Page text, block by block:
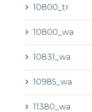
10800_tr
10800_wa
10831_wa
10985_wa
11380_wa